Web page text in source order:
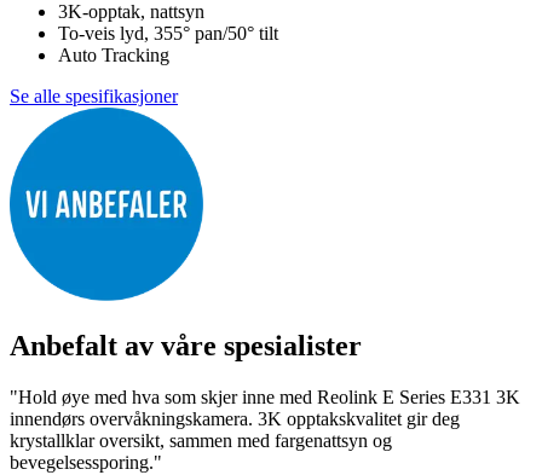
3K-opptak, nattsyn
To-veis lyd, 355° pan/50° tilt
Auto Tracking
Se alle spesifikasjoner
Anbefalt av våre spesialister
"Hold øye med hva som skjer inne med Reolink E Series E331 3K
innendørs overvåkningskamera. 3K opptakskvalitet gir deg
krystallklar oversikt, sammen med fargenattsyn og
bevegelsessporing."